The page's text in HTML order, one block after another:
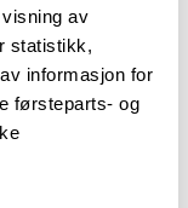
av
statistikk,
informasjon for
førsteparts- og
kunnskap
aller